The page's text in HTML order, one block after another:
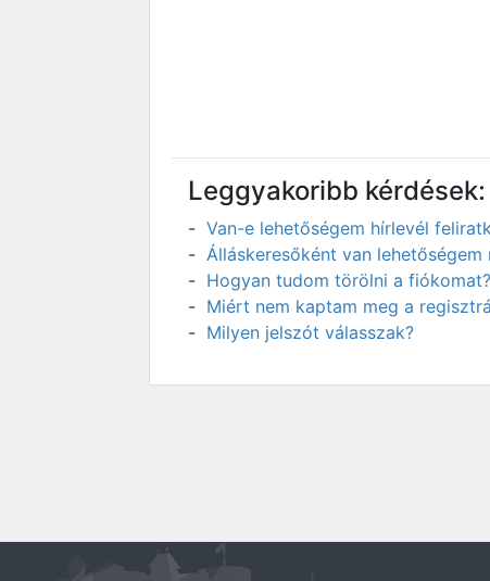
Leggyakoribb kérdések:
Van-e lehetőségem hírlevél
Álláskeresőként van
Hogyan tudom törölni a fiókomat?
Miért nem kaptam meg a
Milyen jelszót válasszak?